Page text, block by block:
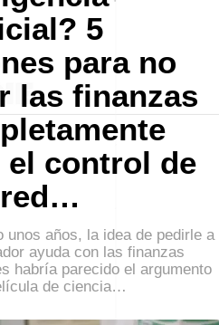
5
para no
las finanzas
el control de
unos años, la idea de pedirle a
ayuda con las finanzas
habría parecido el argumento
de ciencia…